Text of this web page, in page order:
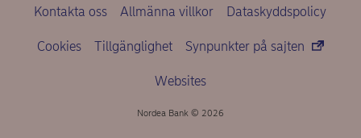
Kontakta oss Allmänna villkor Dataskyddspolicy
Cookies Tillgänglighet Synpunkter på sajten
Websites
Nordea Bank © 2026